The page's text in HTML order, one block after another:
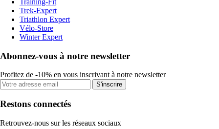
Training-Fit
Trek-Expert
Triathlon Expert
Vélo-Store
Winter Expert
Abonnez-vous à notre newsletter
Profitez de -10% en vous inscrivant à notre newsletter
S'inscrire
Restons connectés
Retrouvez-nous sur les réseaux sociaux